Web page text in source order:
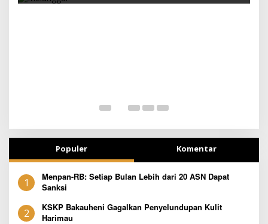
Populer Komentar
1
Menpan-RB: Setiap Bulan Lebih dari 20 ASN Dapat
Sanksi
2
KSKP Bakauheni Gagalkan Penyelundupan Kulit
Harimau